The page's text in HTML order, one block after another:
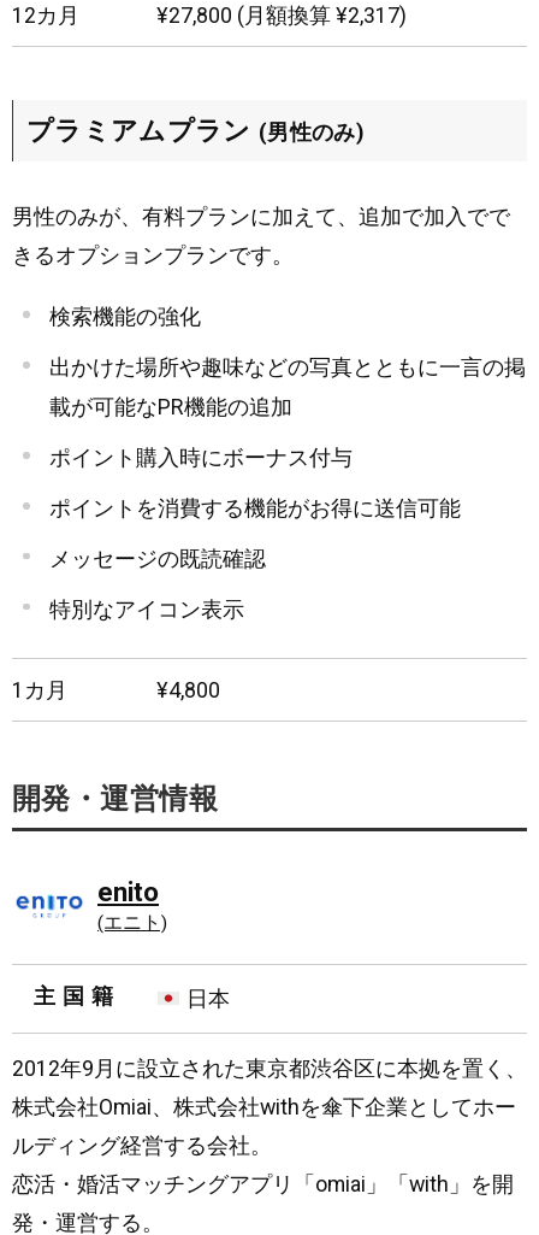
12カ月 ¥27,800 (月額換算 ¥2,317)
プラミアムプラン (男性のみ)
男性のみが、有料プランに加えて、追加で加入でで
きるオプションプランです。
検索機能の強化
出かけた場所や趣味などの写真とともに一言の掲
載が可能なPR機能の追加
ポイント購入時にボーナス付与
ポイントを消費する機能がお得に送信可能
メッセージの既読確認
特別なアイコン表示
1カ月 ¥4,800
開発・運営情報
enito
(エニト)
主国籍 日本
2012年9月に設立された東京都渋谷区に本拠を置く、
株式会社Omiai、株式会社withを傘下企業としてホー
ルディング経営する会社。
恋活・婚活マッチングアプリ「omiai」「with」を開
発・運営する。